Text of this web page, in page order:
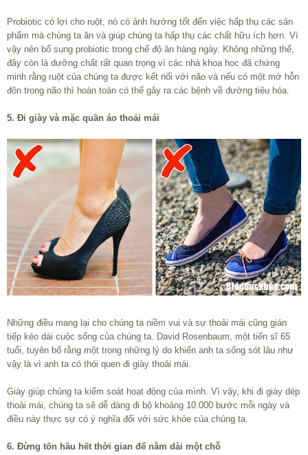
Probiotic có lợi cho ruột, nó có ảnh hưởng tốt đến việc hấp thụ các sản
phẩm mà chúng ta ăn và giúp chúng ta hấp thụ các chất hữu ích hơn. Vì
vậy nên bổ sung probiotic trong chế độ ăn hàng ngày. Không những thế,
đây còn là dưỡng chất rất quan trọng vì các nhà khoa học đã chứng
minh rằng ruột của chúng ta được kết nối với não và nếu có một mớ hỗn
độn trong não thì hoàn toàn có thể gây ra các bệnh về đường tiêu hóa.
5. Đi giày và mặc quần áo thoải mái
Những điều mang lại cho chúng ta niềm vui và sự thoải mái cũng gián
tiếp kéo dài cuộc sống của chúng ta. David Rosenbaum, một tiến sĩ 65
tuổi, tuyên bố rằng một trong những lý do khiến anh ta sống sót lâu như
vậy là vì anh ta có thói quen đi giày thoải mái.
Giày giúp chúng ta kiểm soát hoạt động của mình. Vì vậy, khi đi giày dép
thoải mái, chúng ta sẽ dễ dàng đi bộ khoảng 10.000 bước mỗi ngày và
điều này thực sự có ý nghĩa đối với sức khỏe của chúng ta.
6. Đừng tốn hầu hết thời gian để nằm dài một chỗ